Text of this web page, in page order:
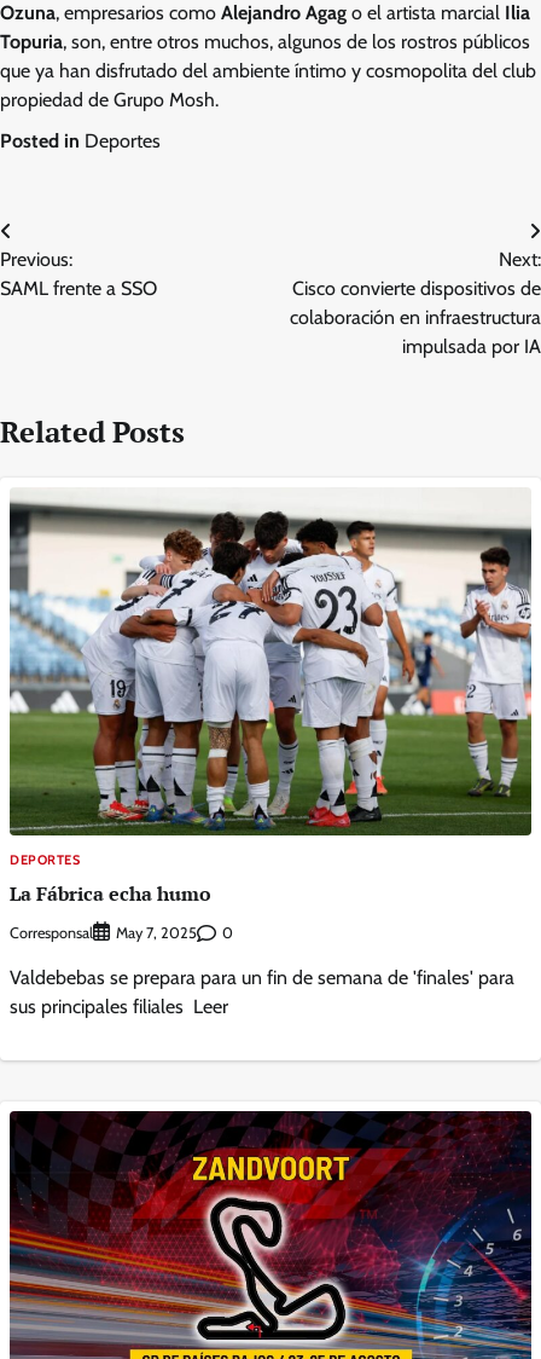
Ozuna, empresarios como Alejandro Agag o el artista marcial Ilia
Topuria, son, entre otros muchos, algunos de los rostros públicos
que ya han disfrutado del ambiente íntimo y cosmopolita del club
propiedad de Grupo Mosh.
Posted in Deportes
Post
navigation
Previous:
SAML frente a SSO
Next:
Cisco convierte dispositivos de
colaboración en infraestructura
impulsada por IA
Related Posts
DEPORTES
La Fábrica echa humo
Corresponsal May 7, 2025 0
Valdebebas se prepara para un fin de semana de 'finales' para
sus principales filiales Leer